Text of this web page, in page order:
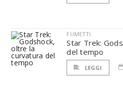
FUMETTI
Star Trek:
del tempo
LEGGI